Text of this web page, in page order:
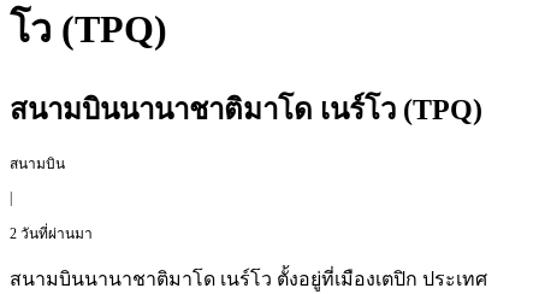
โว (TPQ)
สนามบินนานาชาติมาโด เนร์โว (TPQ)
สนามบิน
|
2 วันที่ผ่านมา
สนามบินนานาชาติมาโด เนร์โว ตั้งอยู่ที่เมืองเตปิก ประเทศ